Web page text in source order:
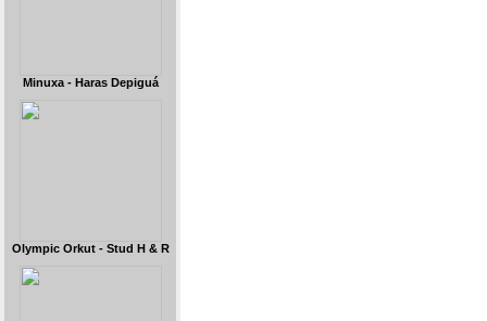
Minuxa - Haras Depiguá
Olympic Orkut - Stud H & R